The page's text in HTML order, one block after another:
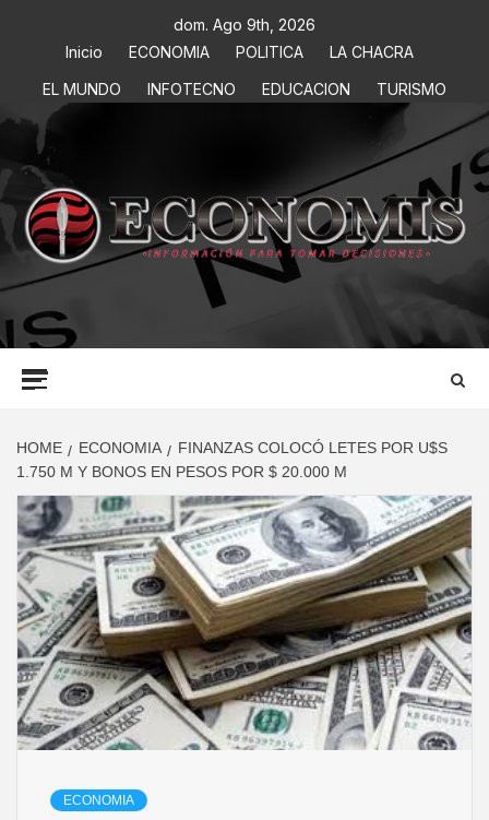
dom. Ago 9th, 2026
Inicio
ECONOMIA POLITICA
LA CHACRA
EL MUNDO
INFOTECNO EDUCACION TURISMO
ECONOMIS
INFORMACIÓN PARA TOMAR DECISIONES
HOME ECONOMIA
FINANZAS COLOCÓ LETES POR U$S
1.750 M Y BONOS EN PESOS POR $ 20.000 M
ECONOMIA